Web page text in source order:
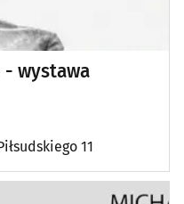
- wystawa
11